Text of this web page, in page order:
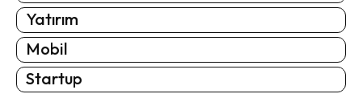
Yatırım
Mobil
Startup